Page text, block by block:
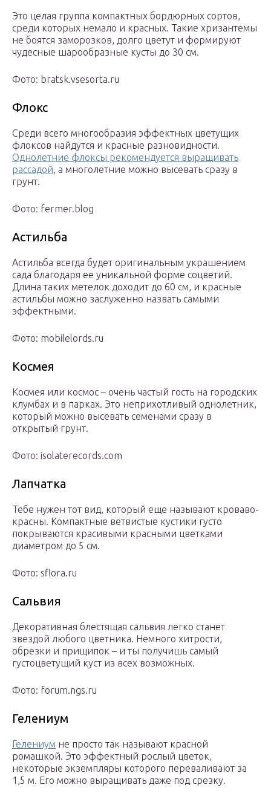
Это целая группа компактных бордюрных сортов,
среди которых немало и красных. Такие хризантемы
не боятся заморозков, долго цветут и формируют
чудесные шарообразные кусты до 30 см.
Фото: bratsk.vsesorta.ru
Флокс
Среди всего многообразия эффектных цветущих
флоксов найдутся и красные разновидности.
Однолетние флоксы рекомендуется выращивать
рассадой, а многолетние можно высевать сразу в
грунт.
Фото: fermer.blog
Астильба
Астильба всегда будет оригинальным украшением
сада благодаря ее уникальной форме соцветий.
Длина таких метелок доходит до 60 см, и красные
астильбы можно заслуженно назвать самыми
эффектными.
Фото: mobilelords.ru
Космея
Космея или космос – очень частый гость на городских
клумбах и в парках. Это неприхотливый однолетник,
который можно высевать семенами сразу в
открытый грунт.
Фото: isolaterecords.com
Лапчатка
Тебе нужен тот вид, который еще называют кроваво-
красны. Компактные ветвистые кустики густо
покрываются красивыми красными цветками
диаметром до 5 см.
Фото: sflora.ru
Сальвия
Декоративная блестящая сальвия легко станет
звездой любого цветника. Немного хитрости,
обрезки и прищипок – и ты получишь самый
густоцветущий куст из всех возможных.
Фото: forum.ngs.ru
Гелениум
Гелениум не просто так называют красной
ромашкой. Это эффектный рослый цветок,
некоторые экземпляры которого переваливают за
1,5 м. Его можно выращивать даже под срезку.